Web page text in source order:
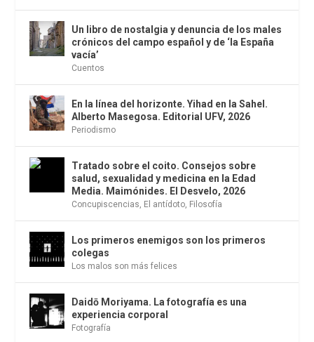
Un libro de nostalgia y denuncia de los males
crónicos del campo español y de ‘la España
vacía’
Cuentos
En la línea del horizonte. Yihad en la Sahel.
Alberto Masegosa. Editorial UFV, 2026
Periodismo
Tratado sobre el coito. Consejos sobre
salud, sexualidad y medicina en la Edad
Media. Maimónides. El Desvelo, 2026
Concupiscencias, El antídoto, Filosofía
Los primeros enemigos son los primeros
colegas
Los malos son más felices
Daidō Moriyama. La fotografía es una
experiencia corporal
Fotografía